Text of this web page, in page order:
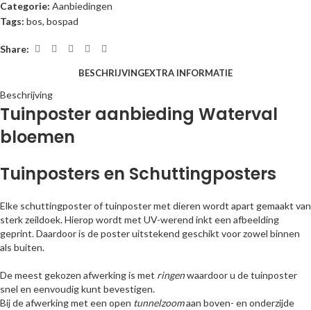
Categorie: Aanbiedingen
Tags: bos, bospad
Share:
BESCHRIJVINGEXTRA INFORMATIE
Beschrijving
Tuinposter aanbieding Waterval
bloemen
Tuinposters en Schuttingposters
Elke schuttingposter of tuinposter met dieren wordt apart gemaakt van
sterk zeildoek. Hierop wordt met UV-werend inkt een afbeelding
geprint. Daardoor is de poster uitstekend geschikt voor zowel binnen
als buiten.
De meest gekozen afwerking is met ringenwaardoor u de tuinposter
snel en eenvoudig kunt bevestigen.
Bij de afwerking met een open tunnelzoomaan boven- en onderzijde